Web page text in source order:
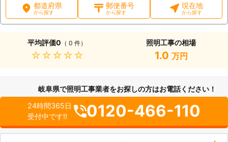
都道府県
から探す
郵便番号
から探す
現在地
から探す
平均評価0 （ 0 件）
★★★★★
照明工事の相場
1.0 万円
岐阜県で照明工事業者をお探しの方はお電話ください！
24時間365日
受付中です!!
0120-466-110